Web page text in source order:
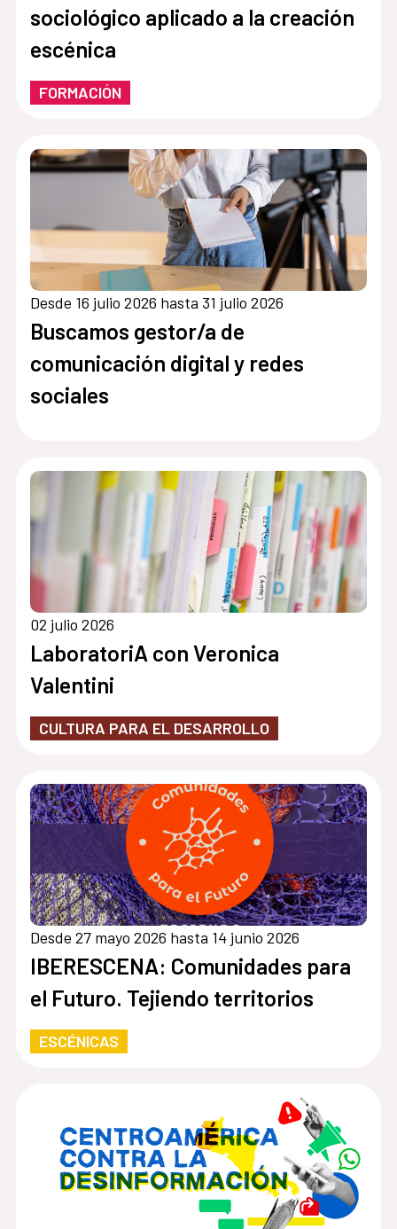
sociológico aplicado a la creación
escénica
FORMACIÓN
Desde 16 julio 2026 hasta 31 julio 2026
Buscamos gestor/a de
comunicación digital y redes
sociales
02 julio 2026
LaboratoriA con Veronica
Valentini
CULTURA PARA EL DESARROLLO
Desde 27 mayo 2026 hasta 14 junio 2026
IBERESCENA: Comunidades para
el Futuro. Tejiendo territorios
ESCÉNICAS